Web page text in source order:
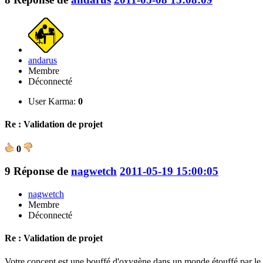
andarus
Membre
Déconnecté
User Karma: 0
Re : Validation de projet
0
9 Réponse de nagwetch 2011-05-19 15:00:05
nagwetch
Membre
Déconnecté
Re : Validation de projet